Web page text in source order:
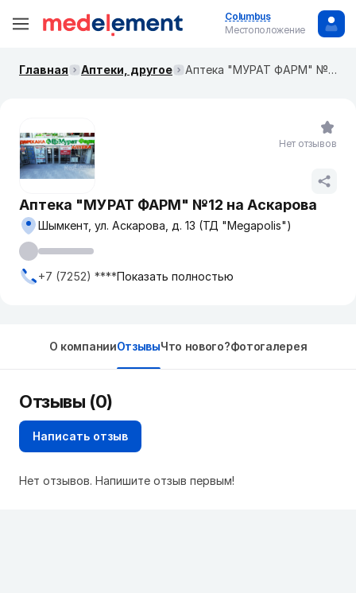
Columbus
Местоположение
Главная Аптеки, другое Аптека "МУРАТ ФАРМ" №12 на Аскарова
Аптека "МУРАТ ФАРМ" №12 на Аскарова
Шымкент, ул. Аскарова, д. 13 (ТД "Megapolis")
+7 (7252) ****Показать полностью
Нет отзывов
О компанииОтзывыЧто нового?Фотогалерея
Отзывы (0)
Написать отзыв
Нет отзывов. Напишите отзыв первым!